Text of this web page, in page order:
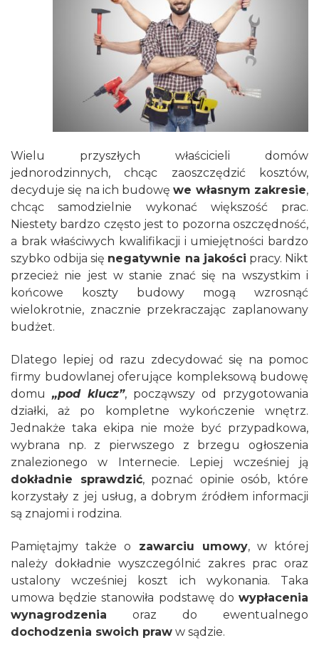
Wielu przyszłych właścicieli domów
jednorodzinnych, chcąc zaoszczędzić kosztów,
decyduje się na ich budowęwe własnym zakresie,
chcąc samodzielnie wykonać większość prac.
Niestety bardzo często jest to pozorna oszczędność,
a brak właściwych kwalifikacji i umiejętności bardzo
szybko odbija się negatywnie na jakości pracy. Nikt
przecież nie jest w stanie znać się na wszystkim i
końcowe koszty budowy mogą wzrosnąć
wielokrotnie, znacznie przekraczając zaplanowany
budżet.
Dlatego lepiej od razu zdecydować się na pomoc
firmy budowlanej oferujące kompleksową budowę
domu „pod klucz”, począwszy od przygotowania
działki, aż po kompletne wykończenie wnętrz.
Jednakże taka ekipa nie może być przypadkowa,
wybrana np. z pierwszego z brzegu ogłoszenia
znalezionego w Internecie. Lepiej wcześniej ją
dokładnie sprawdzić, poznać opinie osób, które
korzystały z jej usług, a dobrym źródłem informacji
są znajomi i rodzina.
Pamiętajmy także o zawarciu umowy, w której
należy dokładnie wyszczególnić zakres prac oraz
ustalony wcześniej koszt ich wykonania. Taka
umowa będzie stanowiła podstawę do wypłacenia
wynagrodzenia oraz do ewentualnego
dochodzenia swoich praw w sądzie.